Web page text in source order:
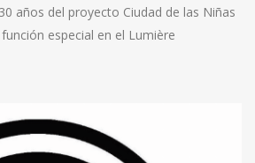
años del proyecto Ciudad de las Niñas
especial en el Lumière